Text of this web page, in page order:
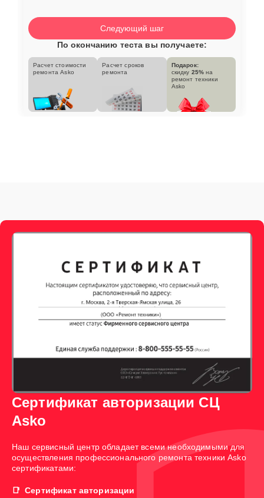
Следующий шаг
По окончанию теста вы получаете:
Расчет стоимости
ремонта Asko
Расчет сроков
ремонта
Подарок:
скидку 25% на
ремонт техники
Asko
Сертификат авторизации СЦ
Asko
Наш сервисный центр обладает всеми необходимыми для
осуществления профессионального ремонта техники Asko
сертификатами:
Сертификат авторизации